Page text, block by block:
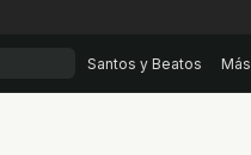
Santos y Beatos Más